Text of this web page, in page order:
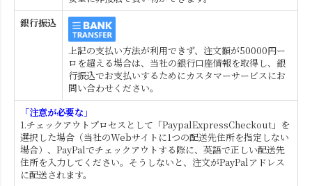
銀行振込
上記の支払い方法が利用できず、注文額が50000円ー
ロを超える場合は、当社の銀行口座情報を取得し、銀
行振込でお支払いするためにカスタマーサービスにお
問い合わせください。
「注意が必要な」
1.チェックアウトプロセスとして「PaypalExpressCheckout」を
選択した場合（当社のWebサイトに1つの配送先住所を指定しない
場合）、PayPalでチェックアウトする際に、英語で正しい配送先
住所を入力してください。そうしないと、注文がPayPalアドレス
に配送されます。